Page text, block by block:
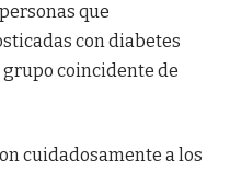
que
con diabetes
coincidente de
cuidadosamente a los